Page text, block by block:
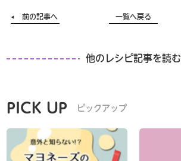
前の記事へ 一覧へ戻る
他のレシピ記事を読む
PICK UP ピックアップ